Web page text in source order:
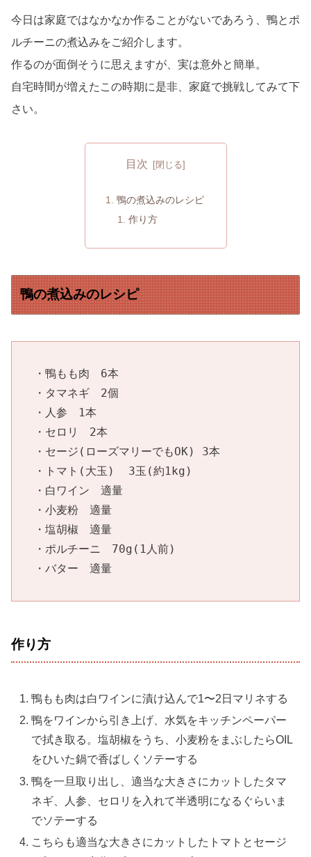
今日は家庭ではなかなか作ることがないであろう、鴨とポ
ルチーニの煮込みをご紹介します。
作るのが面倒そうに思えますが、実は意外と簡単。
自宅時間が増えたこの時期に是非、家庭で挑戦してみて下
さい。
目次
鴨の煮込みのレシピ
作り方
鴨の煮込みのレシピ
・鴨もも肉　6本
・タマネギ　2個
・人参　1本
・セロリ　2本
・セージ(ローズマリーでもOK) 3本
・トマト(大玉)  3玉(約1kg)
・白ワイン　適量
・小麦粉　適量
・塩胡椒　適量
・ポルチーニ　70g(1人前)
・バター　適量
作り方
鴨もも肉は白ワインに漬け込んで1〜2日マリネする
鴨をワインから引き上げ、水気をキッチンペーパー
で拭き取る。塩胡椒をうち、小麦粉をまぶしたらOIL
をひいた鍋で香ばしくソテーする
鴨を一旦取り出し、適当な大きさにカットしたタマ
ネギ、人参、セロリを入れて半透明になるぐらいま
でソテーする
こちらも適当な大きさにカットしたトマトとセージ